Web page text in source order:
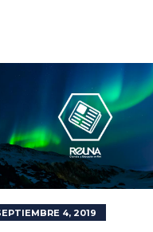
4, 2019